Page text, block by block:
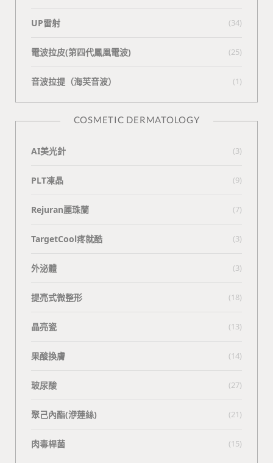
UP雷射 (34)
電波拉皮(第四代鳳凰電波) (25)
⾳波拉提（海芙⾳波） (1)
COSMETIC DERMATOLOGY
AI美光針 (3)
PLT凍晶 (9)
Rejuran麗珠蘭 (7)
TargetCool疼就酷 (3)
外泌體 (3)
提亮式微整形 (18)
晶亮瓷 (13)
果酸換膚 (14)
玻尿酸 (27)
聚己內酯(洢蓮絲) (21)
肉毒桿菌 (15)